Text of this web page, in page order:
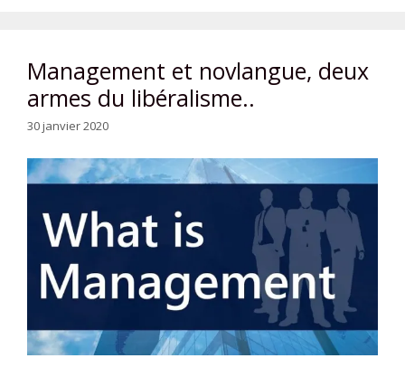
Management et novlangue, deux
armes du libéralisme..
30 janvier 2020